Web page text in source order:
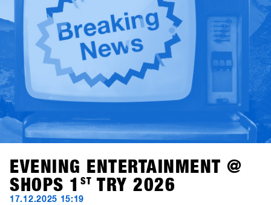
das Business relevant?Klar und fokussiert moderiert von
Alba Pardo liefern die Talks echte Insights, offene
Diskussionen und Perspektiven, die die Snowboarding-
Industrie und den Handel bewegen.
EVENING ENTERTAINMENT @
SHOPS 1
ST TRY 2026
17.12.2025 15:19